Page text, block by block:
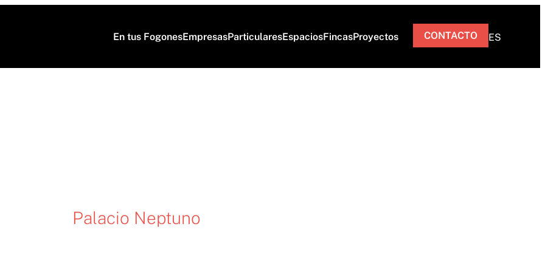
En tus FogonesEmpresasParticularesEspaciosFincasProyectos CONTACTO ES
Palacio Neptuno